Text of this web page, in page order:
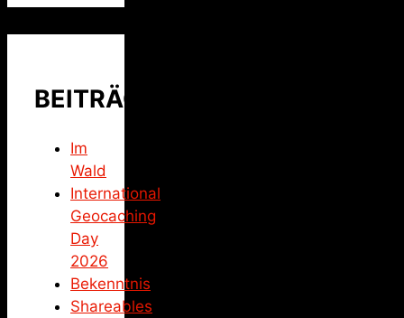
BEITRÄGE
Im
Wald
International
Geocaching
Day
2026
Bekenntnis
Shareables